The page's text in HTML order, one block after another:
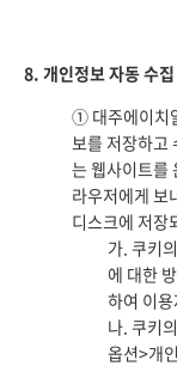
8. 개인정보 자동 수
① 대주에이치
보를 저장하
는 웹사이트를
라우저에게 보
디스크에 저장
가. 쿠키
에 대한
하여 이
나. 쿠키
옵션>개